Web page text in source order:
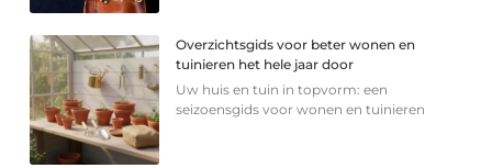
Overzichtsgids voor beter wonen en
tuinieren het hele jaar door
Uw huis en tuin in topvorm: een
seizoensgids voor wonen en tuinieren